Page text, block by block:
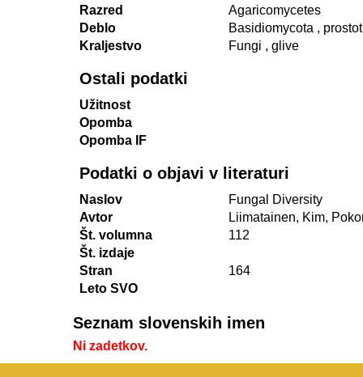
Razred
Agaricomycetes
Deblo
Basidiomycota ,
Kraljestvo
Fungi , glive
Ostali podatki
Užitnost
Opomba
Opomba IF
Podatki o objavi v literaturi
Naslov
Fungal Diversity
Avtor
Liimatainen, Kim,
Št. volumna
112
Št. izdaje
Stran
164
Leto SVO
Seznam slovenskih imen
Ni zadetkov.